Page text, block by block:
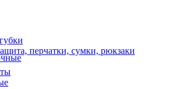
перчатки, сумки, рюкзаки